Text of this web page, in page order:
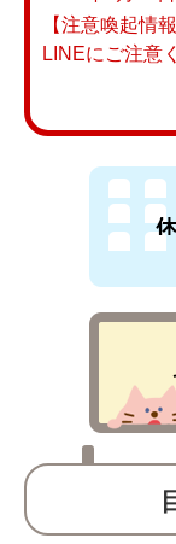
【注意喚起情
LINEにご注意